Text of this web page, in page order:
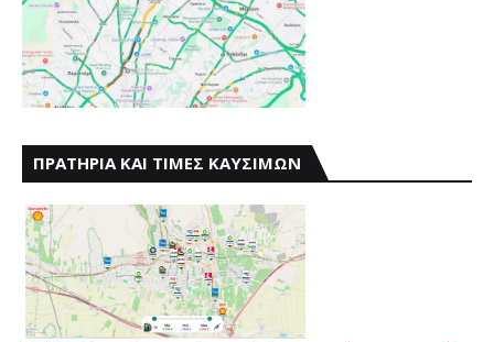
ΠΡΑΤΗΡΙΑ ΚΑΙ ΤΙΜΕΣ ΚΑΥΣΙΜΩΝ